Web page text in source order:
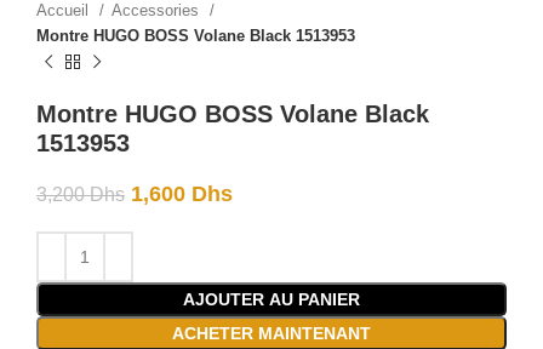
Accueil
Accessories
Montre HUGO BOSS Volane Black 1513953
Montre HUGO BOSS Volane Black
1513953
3,200Dhs 1,600 Dhs
AJOUTER AU PANIER
ACHETER MAINTENANT